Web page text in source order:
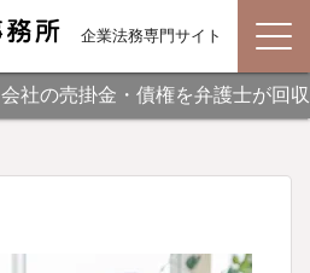
企業法務専門サイト
会社の売掛金・債権を弁護士が回収